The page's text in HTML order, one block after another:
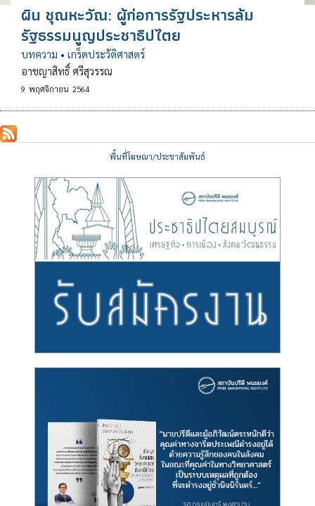
ผิน ชุณหะวัณ: ผู้ก่อการรัฐประหารล้ม
รัฐธรรมนูญประชาธิปไตย
บทความ • เกร็ดประวัติศาสตร์
อาชญาสิทธิ์ ศรีสุวรรณ
9 พฤศจิกายน 2564
พื้นที่โฆษณา/ประชาสัมพันธ์